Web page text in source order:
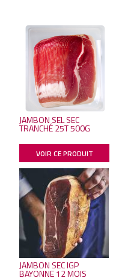
JAMBON SEL SEC
TRANCHÉ 25T 500G
VOIR CE PRODUIT
JAMBON SEC IGP
BAYONNE 12 MOIS